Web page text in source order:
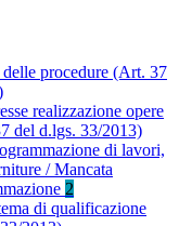
procedure (Art. 37
realizzazione opere
del d.lgs. 33/2013)
di lavori,
/ Mancata
2
di qualificazione